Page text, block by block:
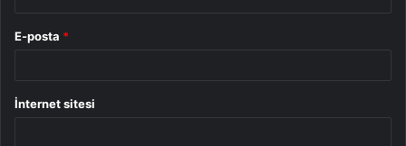
E-posta *
İnternet sitesi